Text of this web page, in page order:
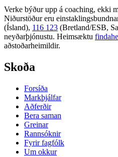
Verke býður upp á coaching, ekki
Niðurstöður eru
(Ísland), 116 123 (Bretland/ESB,
neyðarþjónustu. Heimsæktu
aðstoðarheimildir.
Skoða
Forsíða
Markþjálfar
Aðferðir
Bera saman
Greinar
Rannsóknir
Fyrir fagfólk
Um okkur